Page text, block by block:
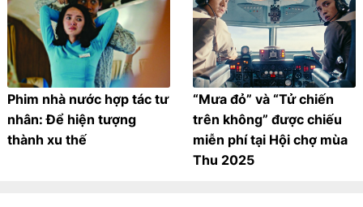
Phim nhà nước hợp tác tư
nhân: Để hiện tượng
thành xu thế
“Mưa đỏ” và “Tử chiến
trên không” được chiếu
miễn phí tại Hội chợ mùa
Thu 2025